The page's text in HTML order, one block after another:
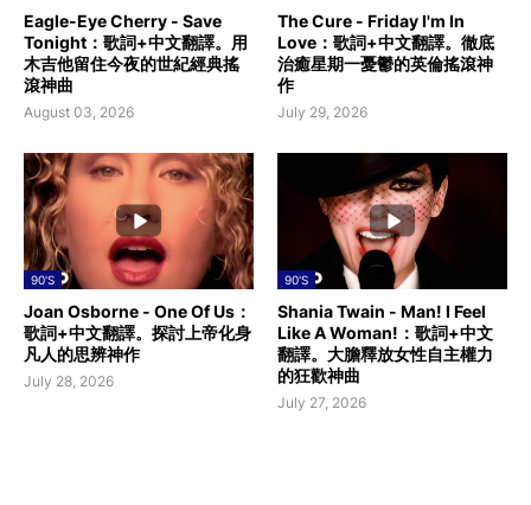
Eagle-Eye Cherry - Save
Tonight：歌詞+中文翻譯。用
木吉他留住今夜的世紀經典搖
滾神曲
August 03, 2026
The Cure - Friday I'm In
Love：歌詞+中文翻譯。徹底
治癒星期一憂鬱的英倫搖滾神
作
July 29, 2026
90'S
Joan Osborne - One Of Us：
歌詞+中文翻譯。探討上帝化身
凡人的思辨神作
July 28, 2026
90'S
Shania Twain - Man! I Feel
Like A Woman!：歌詞+中文
翻譯。大膽釋放女性自主權力
的狂歡神曲
July 27, 2026